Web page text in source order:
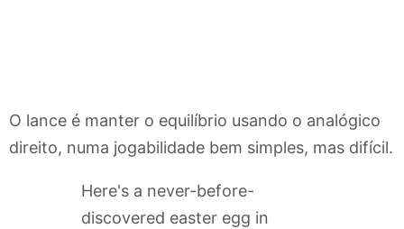
O lance é manter o equilíbrio usando o analógico
direito, numa jogabilidade bem simples, mas difícil.
Here's a never-before-
discovered easter egg in